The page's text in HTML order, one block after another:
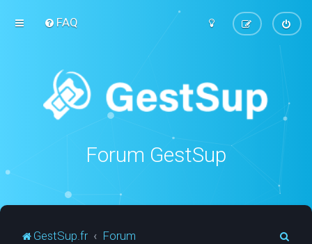
FAQ
Forum GestSup
GestSup.fr Forum